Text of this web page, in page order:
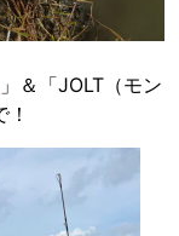
」＆「JOLT（モン